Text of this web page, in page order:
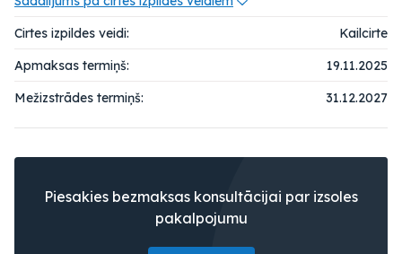
Cirtes izpildes veidi:
Kailcirte
Apmaksas termiņš:
19.11.2025
Mežizstrādes termiņš:
31.12.2027
Piesakies bezmaksas konsultācijai par izsoles
pakalpojumu